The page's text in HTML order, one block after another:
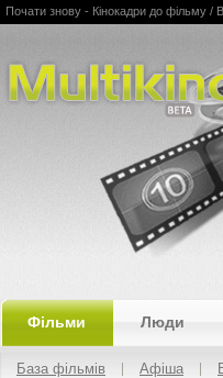
Почати знову - Кінокадри до фільму /
Фільми Люди
База фільмів Афіша